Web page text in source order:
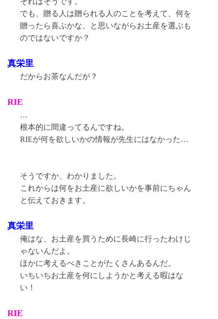
でも、贈る人は贈られる人のことを考えて、何を
贈ったら喜ぶかな、と思いながらお土産を選ぶも
のではないですか？
真栄里
だからお茶なんだが？
RIE
…
根本的に間違ってるんですね。
RIEが何を欲しいかの情報が先生にはなかった…
そうですか、わかりました。
これからは何をお土産に欲しいかを事前にちゃん
と伝えておきます。
真栄里
俺はな、お土産を買うために長崎に行ったわけじ
ゃないんだよ。
ほかに考えるべきことがたくさんあるんだ。
いちいちお土産を何にしようかと考える暇はな
い！
RIE